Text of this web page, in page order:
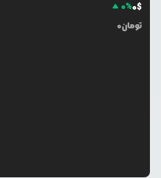
0%0$
0تومان